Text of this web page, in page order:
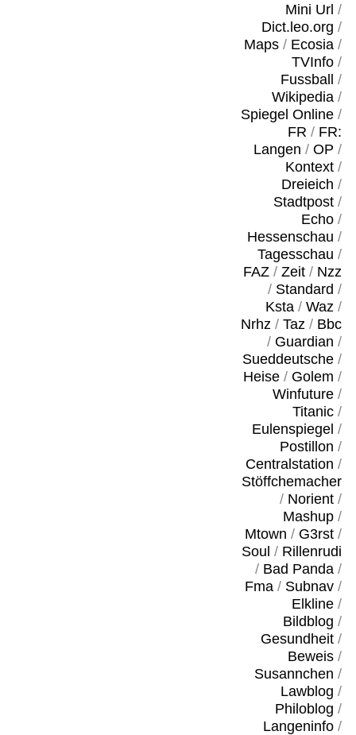
Mini Url /
Dict.leo.org /
Maps/ Ecosia/
TVInfo/
Fussball
/
Wikipedia/
Spiegel Online/
FR / FR:
Langen / OP /
Kontext/
Dreieich /
Stadtpost/
Echo/
Hessenschau /
Tagesschau /
FAZ/ Zeit/ Nzz
/ Standard /
Ksta/ Waz/
Nrhz/ Taz/ Bbc
/ Guardian /
Sueddeutsche/
Heise/ Golem /
Winfuture/
Titanic/
Eulenspiegel /
Postillon /
Centralstation /
Stöffchemacher
/ Norient/
Mashup/
Mtown / G3rst/
Soul / Rillenrudi
/ Bad Panda/
Fma/ Subnav/
Elkline/
Bildblog /
Gesundheit/
Beweis/
Susannchen /
Lawblog /
Philoblog /
Langeninfo/